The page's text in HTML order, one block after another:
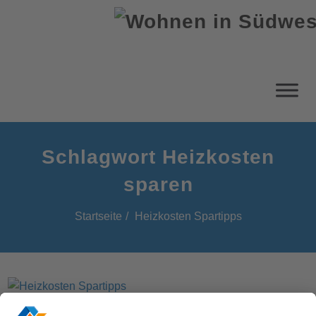
Schlagwort Heizkosten
sparen
Startseite Heizkosten Spartipps